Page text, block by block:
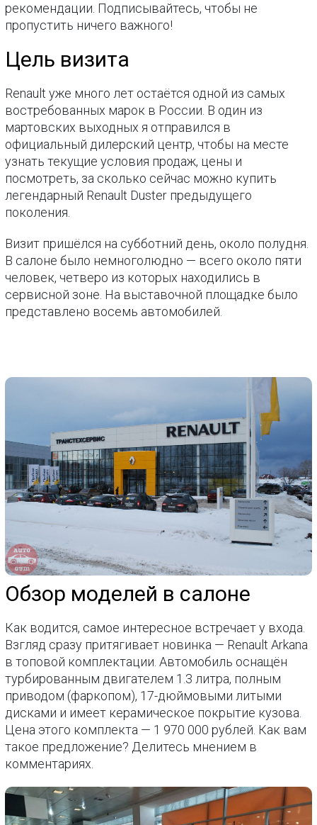
рекомендации. Подписывайтесь, чтобы не
пропустить ничего важного!
Цель визита
Renault уже много лет остаётся одной из самых
востребованных марок в России. В один из
мартовских выходных я отправился в
официальный дилерский центр, чтобы на месте
узнать текущие условия продаж, цены и
посмотреть, за сколько сейчас можно купить
легендарный Renault Duster предыдущего
поколения.
Визит пришёлся на субботний день, около полудня.
В салоне было немноголюдно — всего около пяти
человек, четверо из которых находились в
сервисной зоне. На выставочной площадке было
представлено восемь автомобилей.
Обзор моделей в салоне
Как водится, самое интересное встречает у входа.
Взгляд сразу притягивает новинка — Renault Arkana
в топовой комплектации. Автомобиль оснащён
турбированным двигателем 1.3 литра, полным
приводом (фаркопом), 17-дюймовыми литыми
дисками и имеет керамическое покрытие кузова.
Цена этого комплекта — 1 970 000 рублей. Как вам
такое предложение? Делитесь мнением в
комментариях.